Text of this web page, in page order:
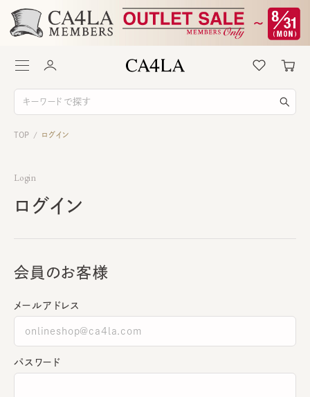
TOP / ログイン
Login
ログイン
会員のお客様
メールアドレス
パスワード